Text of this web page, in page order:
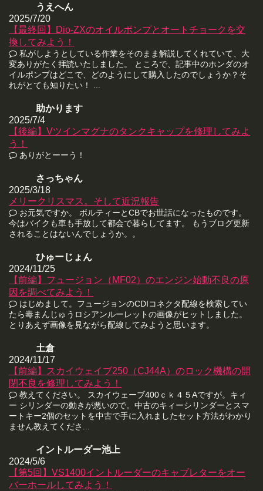
うえへん
2025/7/20
【最終回】Dio-ZXのオイルポンプとオートチョークを交
換してみよう！
私がしようとしている作業をそのまま解説してくれていて、大
変ありがたく拝読いたしました。 ところで、記事中のホンダのオ
イルポンプはどこで、どのようにして購入したのでしょうか？そ
れがとても知りたい！ ...
助かります
2025/7/4
【後編】Vツインマグナのタンクキャップを修理してみよ
う！
ありがとーーう！
さっちゃん
2025/3/18
メリークリスマス。そして近況報告
お元気ですか。 ボルティーとCBでお世話になったものです。
今はバイクも車も手放して都会で暮らしてます。 もうブログ更新
されることはないんでしょうか。。
ひゅーじょん
2024/11/25
【前編】フュージョン（MF02）のエンジン始動不良の原
因を調べてみよう！
はじめまして。フュージョンのCDIコネクタ配線を検索してい
たら毒まんじゅうロシアンルーレットの画像がヒットしました。
とりあえず画像を見ながら配線してみようと思います。
土倉
2024/11/17
【前編】スカイウェイブ250（CJ44A）のロック機構の開
閉不良を修理してみよう！
教えてください。 スカイウェーブ400ｃｋ４５Aですが。キィ
ー シリンダーの動きが悪いので。中古のキィーシリンダーとスマ
ートキー2個のセットを中古で手に入れましたセット方法がわかり
ません教えてくださ...
イントルーダー池上
2024/5/6
【第5回】VS1400イントルーダーのキャブレターをオー
バーホールしてみよう！